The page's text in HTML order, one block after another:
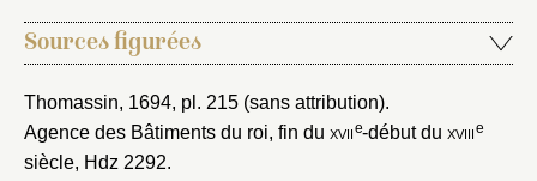
Sources figurées
Thomassin, 1694, pl. 215 (sans attribution).
Agence des Bâtiments du roi, fin du xviie-début du xviiie
siècle, Hdz 2292.